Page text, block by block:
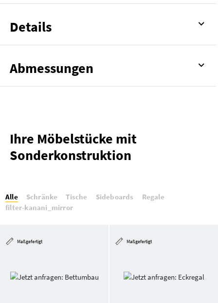
Details
Abmessungen
Ihre Möbelstücke mit
Sonderkonstruktion
Alle Schränke Tische Sideboards
Regale
filter-kanani_mirror
Maßgefertigt Maßgefertigt